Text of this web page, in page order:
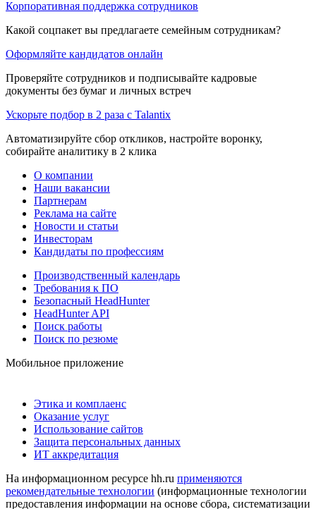
Корпоративная поддержка сотрудников
Какой соцпакет вы предлагаете семейным сотрудникам?
Оформляйте кандидатов онлайн
Проверяйте сотрудников и подписывайте кадровые
документы без бумаг и личных встреч
Ускорьте подбор в 2 раза с Talantix
Автоматизируйте сбор откликов, настройте воронку,
собирайте аналитику в 2 клика
О компании
Наши вакансии
Партнерам
Реклама на сайте
Новости и статьи
Инвесторам
Кандидаты по профессиям
Производственный календарь
Требования к ПО
Безопасный HeadHunter
HeadHunter API
Поиск работы
Поиск по резюме
Мобильное приложение
Этика и комплаенс
Оказание услуг
Использование сайтов
Защита персональных данных
ИТ аккредитация
На информационном ресурсе hh.ru применяются
рекомендательные технологии (информационные технологии
предоставления информации на основе сбора, систематизации